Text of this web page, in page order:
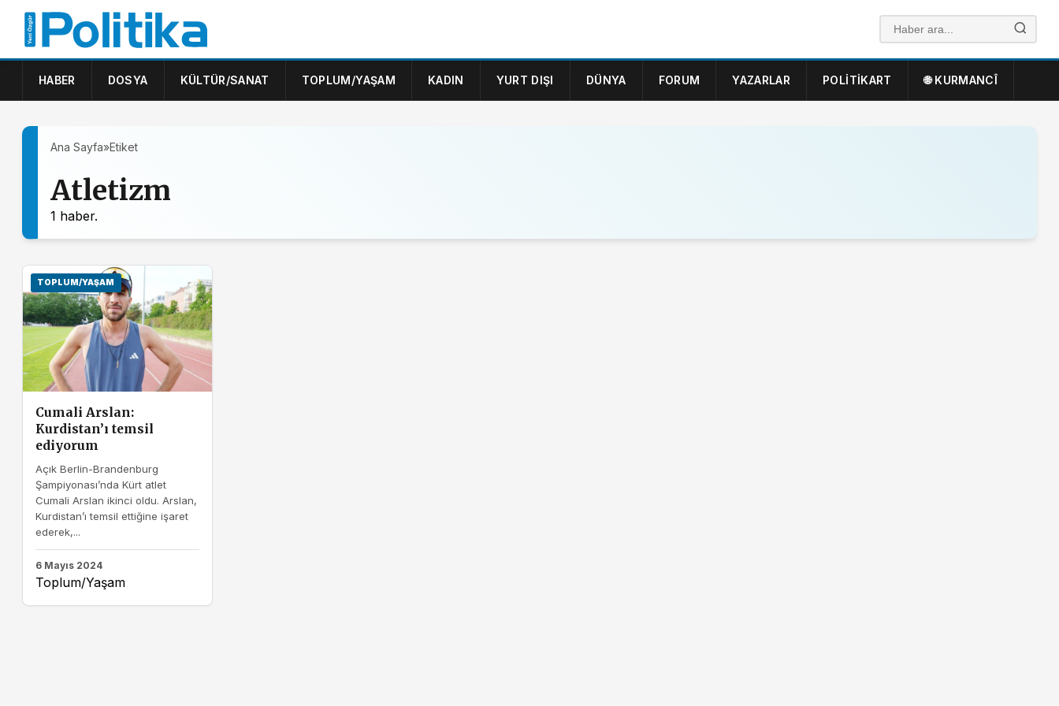
HABER DOSYA KÜLTÜR/SANAT TOPLUM/YAŞAM KADIN YURT DIŞI DÜNYA FORUM YAZARLAR POLITIKART 🌐 KURMANCÎ
Ana Sayfa»Etiket
Atletizm
1 haber.
TOPLUM/YAŞAM
Cumali Arslan:
Kurdistan’ı temsil
ediyorum
Açık Berlin-Brandenburg
Şampiyonası’nda Kürt atlet
Cumali Arslan ikinci oldu. Arslan,
Kurdistan’ı temsil ettiğine işaret
ederek,...
6 Mayıs 2024
Toplum/Yaşam